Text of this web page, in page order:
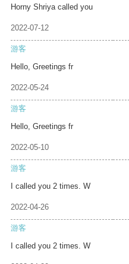
Horny Shriya called you
2022-07-12
游客
Hello, Greetings fr
2022-05-24
游客
Hello, Greetings fr
2022-05-10
游客
I called you 2 times. W
2022-04-26
游客
I called you 2 times. W